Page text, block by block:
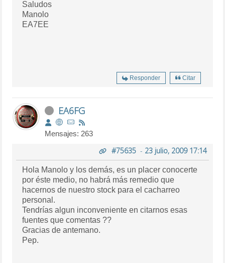
Saludos
Manolo
EA7EE
Responder Citar
EA6FG
Mensajes: 263
#75635- 23 julio, 2009 17:14
Hola Manolo y los demás, es un placer conocerte
por éste medio, no habrá más remedio que
hacernos de nuestro stock para el cacharreo
personal.
Tendrías algun inconveniente en citarnos esas
fuentes que comentas ??
Gracias de antemano.
Pep.